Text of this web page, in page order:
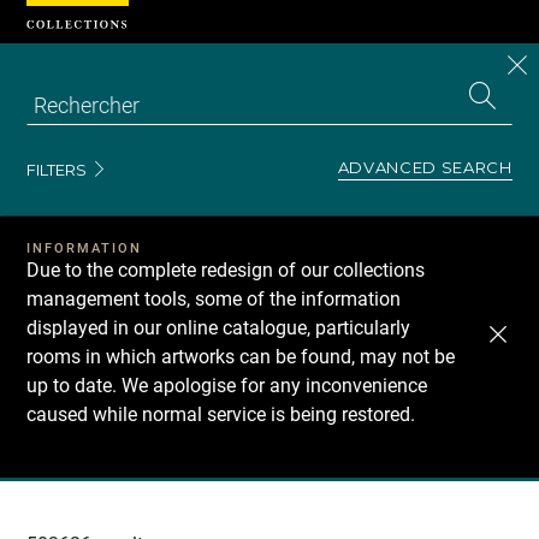
FILTERS ADVANCED SEARCH
INFORMATION
Due to the complete redesign of our collections
management tools, some of the information
displayed in our online catalogue, particularly
rooms in which artworks can be found, may not be
up to date. We apologise for any inconvenience
caused while normal service is being restored.
Recherche
Cookies management panel